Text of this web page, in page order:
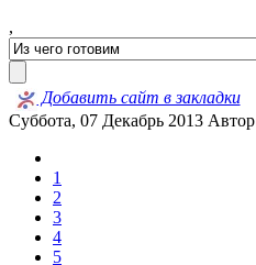
,
Добавить сайт в закладки
Суббота, 07 Декабрь 2013 Автор
1
2
3
4
5